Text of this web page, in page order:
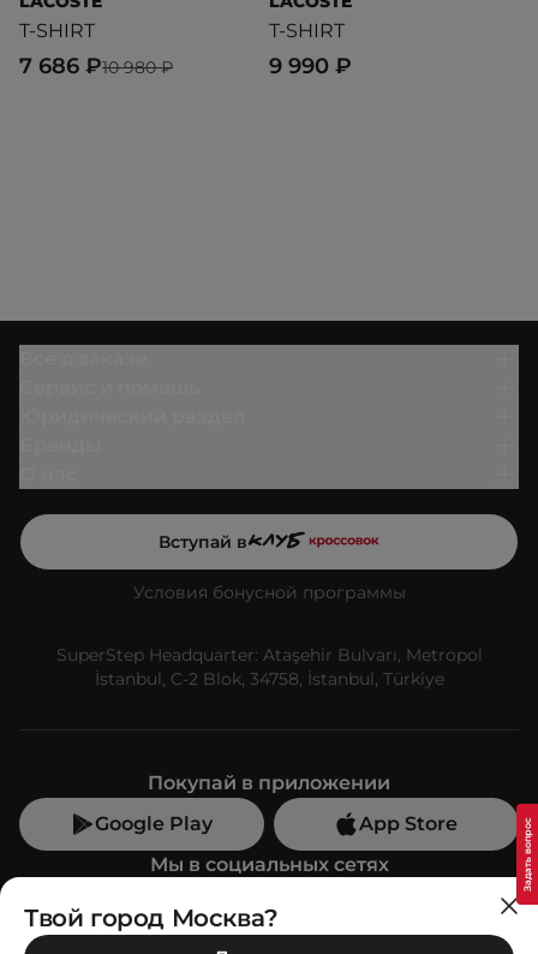
T-SHIRT
10 980 ₽
7 686 ₽
T-SHIRT
9 990 ₽
Вступай в
Условия бонусной программы
SuperStep Headquarter: Ataşehir Bulvarı, Metropol
İstanbul, C-2 Blok, 34758, İstanbul, Türkiye
Покупай в приложении
Google Play
App Store
Мы в социальных сетях
Позвони нам
Твой город Москва?